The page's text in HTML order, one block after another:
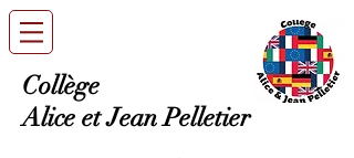
Collège
Alice et Jean Pelletier